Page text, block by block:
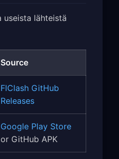
useista lähteistä
Source
FlClash GitHub
Releases
Google Play Store
or GitHub APK